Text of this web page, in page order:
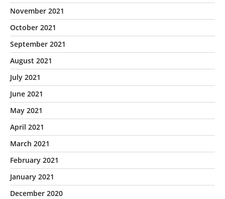
November 2021
October 2021
September 2021
August 2021
July 2021
June 2021
May 2021
April 2021
March 2021
February 2021
January 2021
December 2020